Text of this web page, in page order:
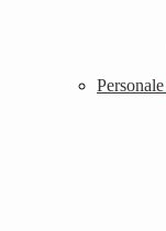
Personale